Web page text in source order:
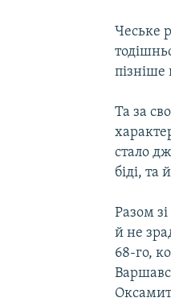
Чеське
пізніше
Та за
стало
біді,
Разом
й не
68-го,